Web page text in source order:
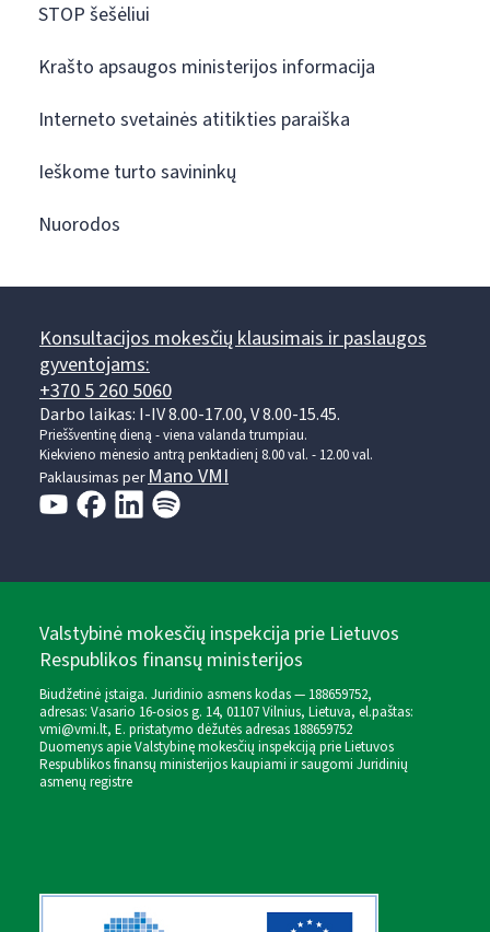
STOP šešėliui
Krašto apsaugos ministerijos informacija
Interneto svetainės atitikties paraiška
Ieškome turto savininkų
Nuorodos
Konsultacijos mokesčių klausimais ir paslaugos
gyventojams:
+370 5 260 5060
Darbo laikas: I-IV 8.00-17.00, V 8.00-15.45.
Prieššventinę dieną - viena valanda trumpiau.
Kiekvieno mėnesio antrą penktadienį 8.00 val. - 12.00 val.
Paklausimas perMano VMI
Valstybinė mokesčių inspekcija prie Lietuvos
Respublikos finansų ministerijos
Biudžetinė įstaiga. Juridinio asmens kodas — 188659752,
adresas: Vasario 16-osios g. 14, 01107 Vilnius, Lietuva, el.paštas:
vmi@vmi.lt, E. pristatymo dėžutės adresas 188659752
Duomenys apie Valstybinę mokesčių inspekciją prie Lietuvos
Respublikos finansų ministerijos kaupiami ir saugomi Juridinių
asmenų registre